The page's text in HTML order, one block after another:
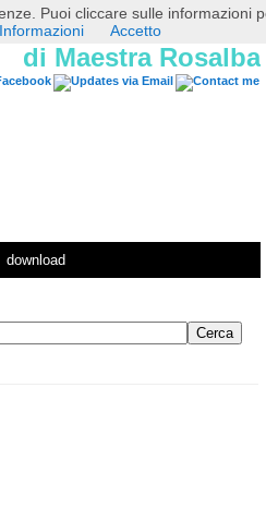
di Maestra Rosalba
download
Puoi cliccare sulle informazioni
Accetto